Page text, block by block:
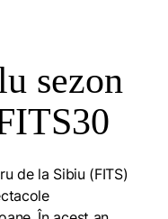
sezon
de la Sibiu (FITS)